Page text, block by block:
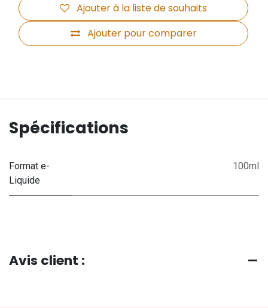
Ajouter pour comparer
Ajouter à la liste de souhaits
Spécifications
Format e-
Liquide
100ml
Avis client :